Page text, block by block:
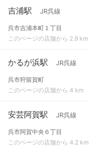
吉浦駅 JR呉線
呉市吉浦本町１丁目
このページの店舗から 2.9 km
かるが浜駅 JR呉線
呉市狩留賀町
このページの店舗から 4 km
安芸阿賀駅 JR呉線
呉市阿賀中央６丁目
このページの店舗から 4.2 km